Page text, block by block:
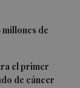
de
el primer
de cáncer